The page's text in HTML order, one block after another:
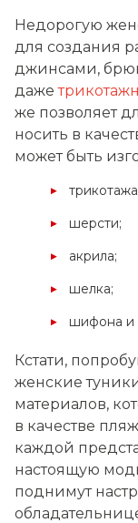
Недорогую
для создания
джинсами,
даже
же позволяет
носить в
может быть
шерсти;
акрила;
шелка;
шифона и
Кстати,
женские
материалов,
в качестве
каждой
настоящую
поднимут